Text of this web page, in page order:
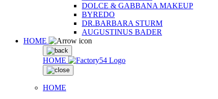
DOLCE & GABBANA MAKEUP
BYREDO
DR.BARBARA STURM
AUGUSTINUS BADER
HOME
HOME
HOME